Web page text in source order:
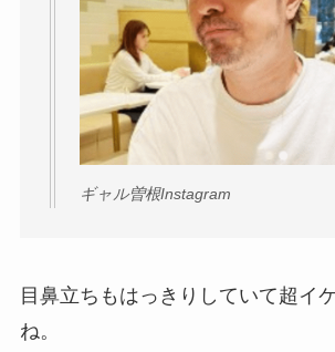
ギャル曽根Instagram
目鼻立ちもはっきりしていて超イ
ね。